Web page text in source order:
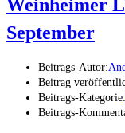
Weinheimer
September
Beitrags-Autor:
Beitrag
Beitrags-Kategorie:
Beitrags-